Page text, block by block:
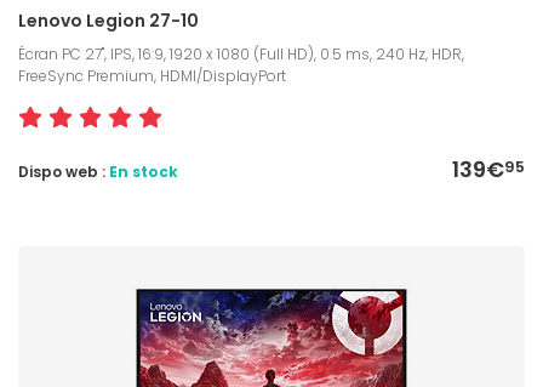
Lenovo Legion 27-10
Écran PC 27", IPS, 16:9, 1920 x 1080 (Full HD), 0.5 ms, 240 Hz, HDR,
FreeSync Premium, HDMI/DisplayPort
139€95
Dispo web : En stock